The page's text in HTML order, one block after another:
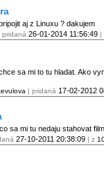
aj z Linuxu ? dakujem
pridaná 26-01-2014 11:56:49 |
sa mi to tu hladat. Ako
| pridaná 17-02-2012
sa mi tu nedaju stahovat
27-10-2011 20:38:09 | z